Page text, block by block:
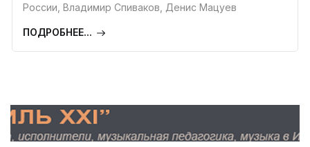
России, Владимир Спиваков, Денис Мацуев
ПОДРОБНЕЕ...